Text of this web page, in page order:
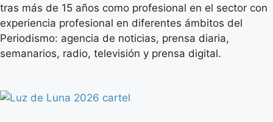
tras más de 15 años como profesional en el sector con
experiencia profesional en diferentes ámbitos del
Periodismo: agencia de noticias, prensa diaria,
semanarios, radio, televisión y prensa digital.